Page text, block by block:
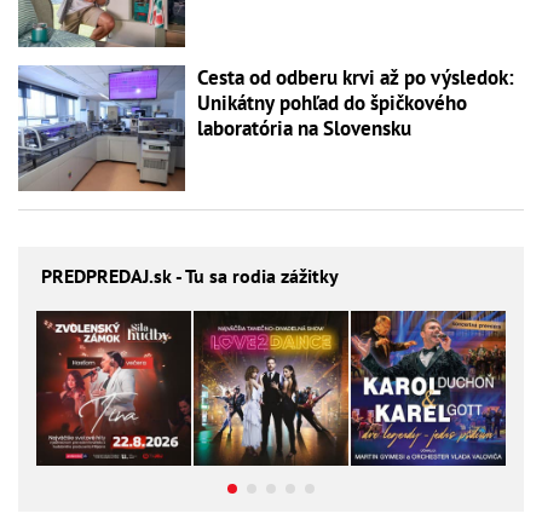
Cesta od odberu krvi až po výsledok:
Unikátny pohľad do špičkového
laboratória na Slovensku
PREDPREDAJ.sk - Tu sa rodia zážitky